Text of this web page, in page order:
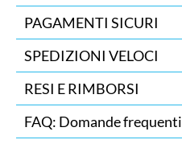
PAGAMENTI SICURI
SPEDIZIONI VELOCI
RESI E RIMBORSI
FAQ: Domande frequenti